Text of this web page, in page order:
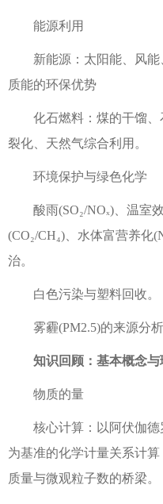
能源利用
新能源：太阳能、风
质能的环保优势
化石燃料：煤的干馏
裂化、天然气综合利用。
环境保护与绿色化学
酸雨(SO₂/NOₓ)、温室
(CO₂/CH₄)、水体富营养化
治。
白色污染与塑料回收。
雾霾(PM2.5)的来源分析
知识回顾：基本概念与
物质的量
核心计算：以阿伏伽德
为基准的化学计量关系计
质量与微观粒子数的桥梁。